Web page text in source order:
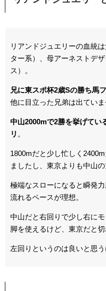
リアンドジュエリーの血統
ター系）、母アーネストデ
ス）。
兄に東スポ杯2歳Sの勝ち馬
他に目立った兄弟は出ていま
中山2000mで2勝を挙げてい
リ 。
1800mだと少し忙しく
ましたし、東京よりも中山の
極端なスローになると瞬発
流れるペースが理想。
中山だと右回りで少し右に
脚を使えるけど、東京だと
左回りというのは良いと思う